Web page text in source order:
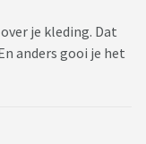
je kleding. Dat
anders gooi je het